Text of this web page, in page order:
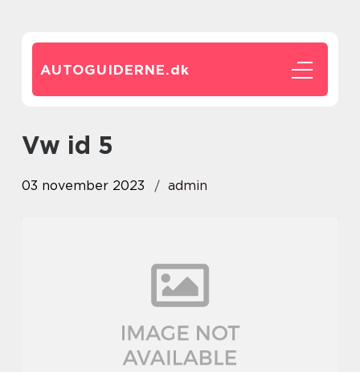
AUTOGUIDERNE.dk
vw id 5
03 november 2023 admin